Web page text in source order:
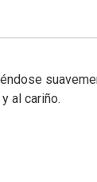
al cariño.